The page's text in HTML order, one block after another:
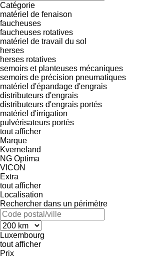
Catégorie
matériel de fenaison
faucheuses
faucheuses rotatives
matériel de travail du sol
herses
herses rotatives
semoirs et planteuses mécaniques
semoirs de précision pneumatiques
matériel d'épandage d'engrais
distributeurs d'engrais
distributeurs d'engrais portés
matériel d'irrigation
pulvérisateurs portés
tout afficher
Marque
Kverneland
NG Optima
VICON
Extra
tout afficher
Localisation
Rechercher dans un périmètre
Luxembourg
tout afficher
Prix